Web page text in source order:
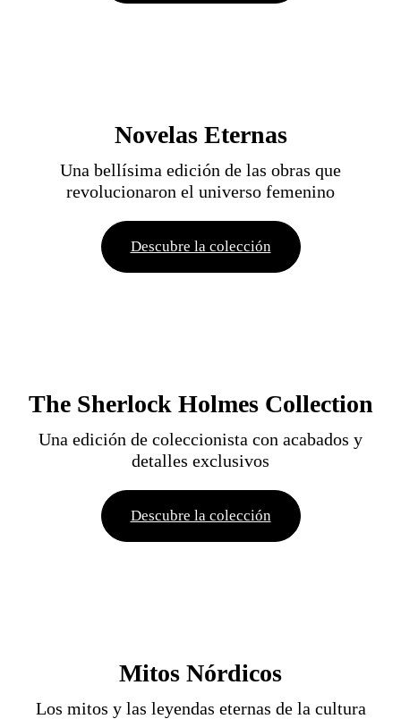
Novelas Eternas
Una bellísima edición de las obras que
revolucionaron el universo femenino
Descubre la colección
The Sherlock Holmes Collection
Una edición de coleccionista con acabados y
detalles exclusivos
Descubre la colección
Mitos Nórdicos
Los mitos y las leyendas eternas de la cultura